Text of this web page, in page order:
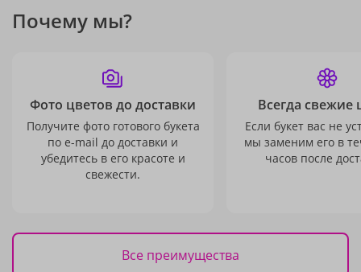
Почему мы?
Фото цветов до доставки
Получите фото готового букета
по e-mail до доставки и
убедитесь в его красоте и
свежести.
Всегда свежие
Если букет вас не
мы заменим его в
часов после
Все преимущества